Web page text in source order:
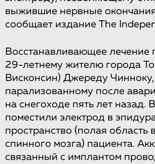
выжившие нервные
сообщает издание The
Восстанавливающее лечение
29-летнему жителю города
Висконсин) Джереду Чинноку,
парализованному после
на снегоходе пять лет назад.
поместили электрод в
пространство (полая область
спинного мозга) пациента.
связанный с имплантом